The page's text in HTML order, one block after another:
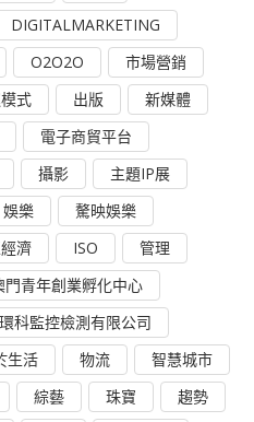
DIGITALMARKETING
O2O2O
市場營銷
式 出版
新媒體
電子商貿平台
攝影
主題IP展
娛樂
驁映娛樂
濟 ISO
管理
門青年創業孵化中心
環科監控檢測有限公司
生活 物流
智慧城市
綜藝 珠寶
趨勢